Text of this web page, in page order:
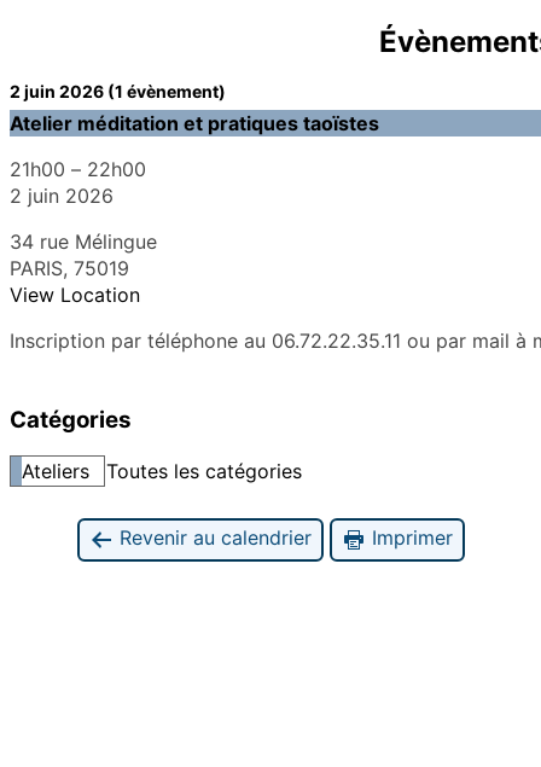
2 juin 2026 (1 évènement)
Atelier méditation et pratiques taoïstes
21h00 – 22h00
2 juin 2026
34 rue Mélingue
PARIS, 75019
View Location
Inscription par téléphone au 06.72.22.35.11 ou par mail à
Catégories
Ateliers Toutes les catégories
Revenir au calendrier Imprimer